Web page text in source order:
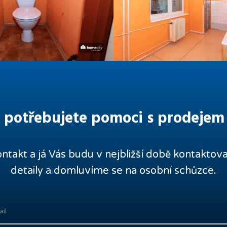
c42cd4
2-
1-
pardubice-
dsc04616-
potřebujete pomoci s
a já Vás budu v nejbližší době
detaily a domluvíme se na osobní schůzce.